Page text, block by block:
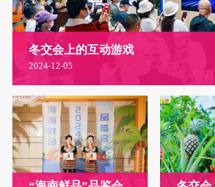
冬交会上的互动游戏
2024-12-05